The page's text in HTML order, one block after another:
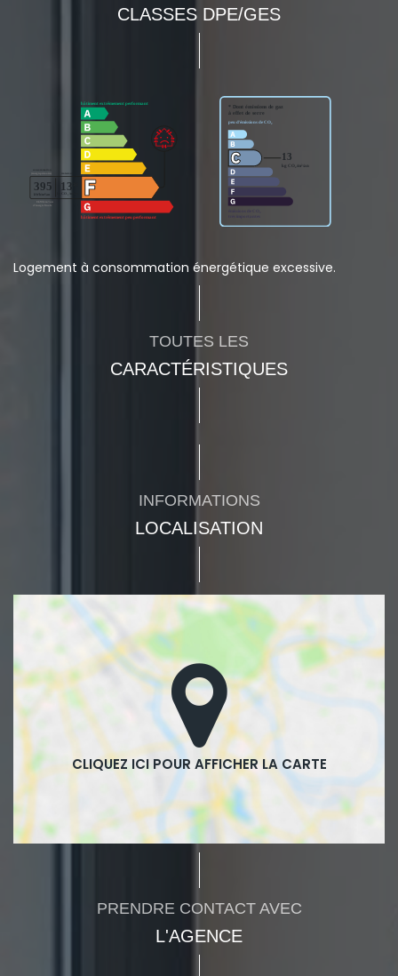
CLASSES DPE/GES
Logement à consommation énergétique excessive.
TOUTES LES
CARACTÉRISTIQUES
INFORMATIONS
LOCALISATION
PRENDRE CONTACT AVEC
L'AGENCE